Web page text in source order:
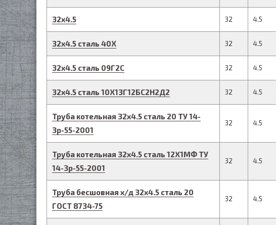
32х4.5 32 4.5
32х4.5 сталь 40Х 32 4.5
32х4.5 сталь 09Г2С 32 4.5
32х4.5 сталь 10Х13Г12БС2Н2Д2 32 4.5
Труба котельная 32х4.5 сталь 20 ТУ 14-
3р-55-2001
32 4.5
Труба котельная 32х4.5 сталь 12Х1МФ ТУ
14-3р-55-2001
32 4.5
Труба бесшовная х/д 32х4.5 сталь 20
ГОСТ 8734-75
32 4.5